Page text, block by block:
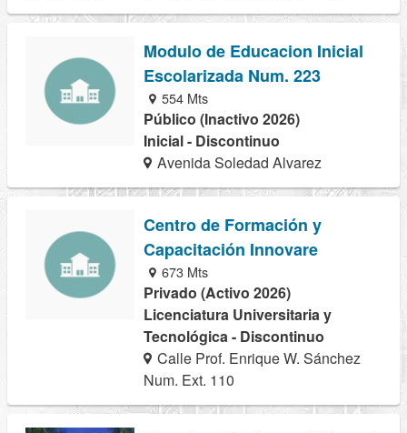
Modulo de Educacion Inicial
Escolarizada Num. 223
554 Mts
Público (Inactivo 2026)
Inicial - Discontinuo
Avenida Soledad Alvarez
Centro de Formación y
Capacitación Innovare
673 Mts
Privado (Activo 2026)
Licenciatura Universitaria y
Tecnológica - Discontinuo
Calle Prof. Enrique W. Sánchez
Num. Ext. 110